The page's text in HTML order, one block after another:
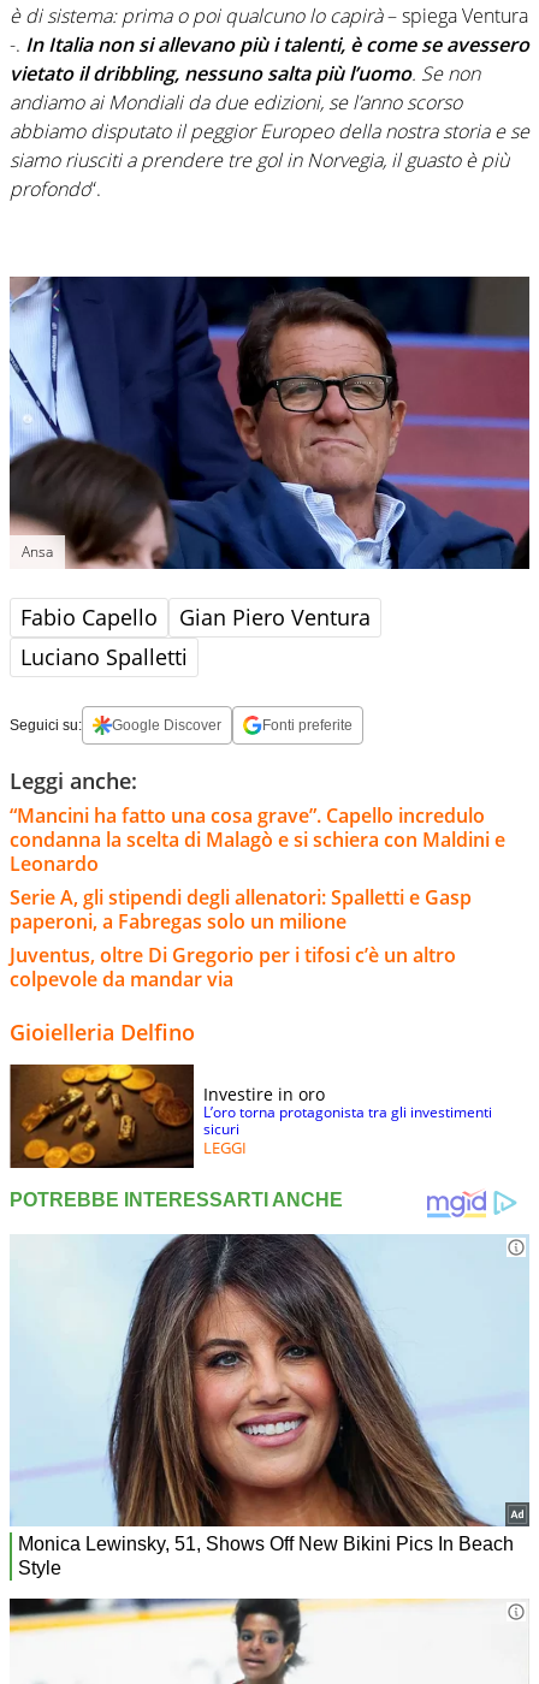
è di sistema: prima o poi qualcuno lo capirà– spiega Ventura
-. In Italia non si allevano più i talenti, è come se avessero
vietato il dribbling, nessuno salta più l’uomo. Se non
andiamo ai Mondiali da due edizioni, se l’anno scorso
abbiamo disputato il peggior Europeo della nostra storia e se
siamo riusciti a prendere tre gol in Norvegia, il guasto è più
profondo“.
Ansa
Fabio Capello
Gian Piero Ventura
Luciano Spalletti
Seguici su: Google Discover Fonti preferite
Leggi anche:
“Mancini ha fatto una cosa grave”. Capello incredulo
condanna la scelta di Malagò e si schiera con Maldini e
Leonardo
Serie A, gli stipendi degli allenatori: Spalletti e Gasp
paperoni, a Fabregas solo un milione
Juventus, oltre Di Gregorio per i tifosi c’è un altro
colpevole da mandar via
Gioielleria Delfino
Investire in oro
L’oro torna protagonista tra gli investimenti
sicuri
LEGGI